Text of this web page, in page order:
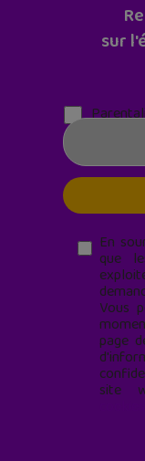
sur
En
que
Vous
page
site